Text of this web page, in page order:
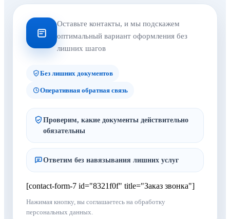
Оставьте контакты, и мы подскажем
оптимальный вариант оформления без
лишних шагов
Без лишних документов
Оперативная обратная связь
Проверим, какие документы действительно
обязательны
Ответим без навязывания лишних услуг
[contact-form-7 id="8321f0f" title="Заказ звонка"]
Нажимая кнопку, вы соглашаетесь на обработку
персональных данных.